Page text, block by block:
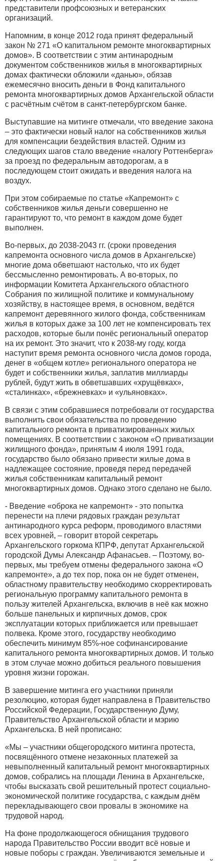
представители профсоюзных и ветеранских
организаций.
Напомним, в конце 2012 года принят федеральный
закон № 271 «О капитальном ремонте многоквартирных
домов». В соответствии с этим антинародным
документом собственников жилья в многоквартирных
домах фактически обложили «данью», обязав
ежемесячно вносить деньги в Фонд капитального
ремонта многоквартирных домов Архангельской области
с расчётным счётом в санкт-петербургском банке.
Выступавшие на митинге отмечали, что введение закона
– это фактически новый налог на собственников жилья
для компенсации бездействия властей. Одним из
следующих шагов стало введение «налогу Роттенберга»
за проезд по федеральным автодорогам, а в
последующем стоит ожидать и введения налога на
воздух.
При этом собираемые по статье «Капремонт» с
собственников жилья деньги совершенно не
гарантируют то, что ремонт в каждом доме будет
выполнен.
Во-первых, до 2038-2043 гг. (сроки проведения
капремонта основного числа домов в Архангельске)
многие дома обветшают настолько, что их будет
бессмысленно ремонтировать. А во-вторых, по
информации Комитета Архангельского областного
Собрания по жилищной политике и коммунальному
хозяйству, в настоящее время, в основном, ведётся
капремонт деревянного жилого фонда, собственникам
жилья в которых даже за 100 лет не компенсировать тех
расходов, которые были понёс региональный оператор
на их ремонт. Это значит, что к 2038-му году, когда
наступит время ремонта основного числа домов города,
денег в «общем котле» регионального оператора не
будет и собственники жилья, заплатив миллиарды
рублей, будут жить в обветшавших «хрущёвках»,
«сталинках», «брежневках» и «ульяновках».
В связи с этим собравшиеся потребовали от государства
выполнить свои обязательства по проведению
капитального ремонта в приватизированных жилых
помещениях. В соответствии с законом «О приватизации
жилищного фонда», принятым 4 июля 1991 года,
государство было обязано привести жилые дома в
надлежащее состояние, проведя перед передачей
жилья собственникам капитальный ремонт
многоквартирных домов. Однако этого сделано не было.
- Введение «оброка не капремонт» - это попытка
перенести на плечи рядовых граждан результат
антинародного курса реформ, проводимого властями
всех уровней, – говорит второй секретарь
Архангельского горкома КПРФ, депутат Архангельской
городской Думы Александр Афанасьев. – Поэтому, во-
первых, мы требуем отмены федерального закона «О
капремонте», а до тех пор, пока он не будет отменен,
областному правительству необходимо скорректировать
региональную программу капитального ремонта в
пользу жителей Архангельска, включив в неё как можно
больше панельных и кирпичных домов, срок
эксплуатации которых приближается или превышает
полвека. Кроме этого, государству необходимо
обеспечить минимум 85%-ное софинансирование
капитального ремонта многоквартирных домов. И только
в этом случае можно добиться реального повышения
уровня жизни горожан.
В завершение митинга его участники приняли
резолюцию, которая будет направлена в Правительство
Российской Федерации, Государственную Думу,
Правительство Архангельской области и мэрию
Архангельска. В ней прописано:
«Мы – участники общегородского митинга протеста,
посвящённого отмене незаконных платежей за
невыполненный капитальный ремонт многоквартирных
домов, собрались на площади Ленина в Архангельске,
чтобы высказать свой решительный протест социально-
экономической политике государства, с каждым днём
перекладывающего свои провалы в экономике на
трудовой народ.
На фоне продолжающегося обнищания трудового
народа Правительство России вводит всё новые и
новые поборы с граждан. Увеличиваются земельные и